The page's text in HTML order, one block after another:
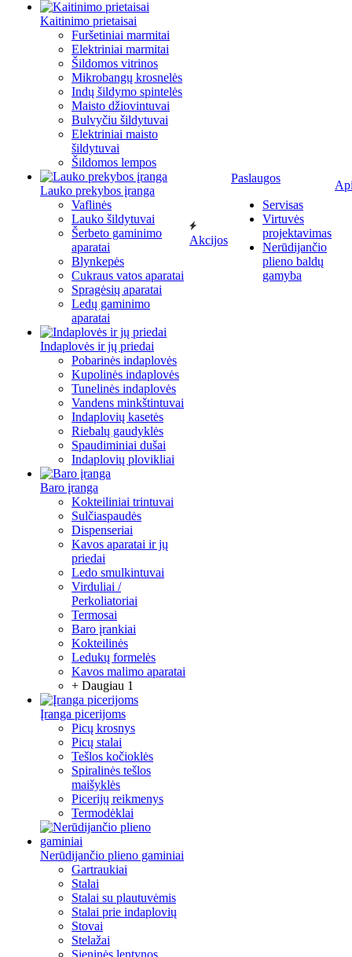
Kaitinimo prietaisai
Furšetiniai marmitai
Elektriniai marmitai
Šildomos vitrinos
Mikrobangų krosnelės
Indų šildymo spintelės
Maisto džiovintuvai
Bulvyčiu šildytuvai
Elektriniai maisto
šildytuvai
Šildomos lempos
Lauko prekybos įranga
Vaflinės
Lauko šildytuvai
Šerbeto gaminimo
aparatai
Blynkepės
Cukraus vatos aparatai
Spragėsių aparatai
Ledų gaminimo
aparatai
Indaplovės ir jų priedai
Pobarinės indaplovės
Kupolinės indaplovės
Tunelinės indaplovės
Vandens minkštintuvai
Indaplovių kasetės
Riebalų gaudyklės
Spaudiminiai dušai
Indaplovių plovikliai
Baro įranga
Kokteiliniai trintuvai
Sulčiaspaudės
Dispenseriai
Kavos aparatai ir jų
priedai
Ledo smulkintuvai
Virduliai /
Perkoliatoriai
Termosai
Baro įrankiai
Kokteilinės
Ledukų formelės
Kavos malimo aparatai
+ Daugiau 1
Įranga picerijoms
Picų krosnys
Picų stalai
Tešlos kočioklės
Spiralinės tešlos
maišyklės
Picerijų reikmenys
Termodėklai
Nerūdijančio plieno gaminiai
Gartraukiai
Stalai
Stalai su plautuvėmis
Stalai prie indaplovių
Stovai
Stelažai
Sieninės lentynos
Akcijos
Paslaugos
Servisas
Virtuvės
projektavimas
Nerūdijančio
plieno baldų
gamyba